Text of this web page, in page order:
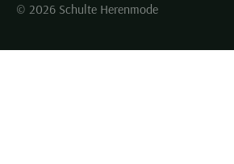
© 2026 Schulte Herenmode